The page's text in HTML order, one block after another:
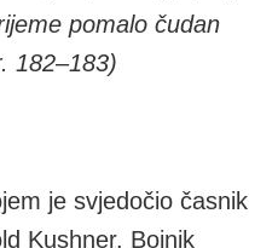
pomalo čudan
182–183)
je svjedočio časnik
Kushner. Bojnik